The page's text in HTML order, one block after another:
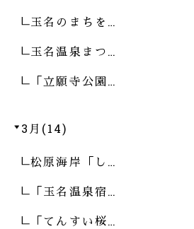
玉名のまちを…
玉名温泉まつ…
「立願寺公園…
3月(14)
松原海岸「し…
「玉名温泉宿…
「てんすい桜…